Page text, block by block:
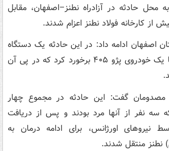
محل حادثه در آزادراه نطنز–اصفهان، مقابل
از کارخانه فولاد نطنز اعزام شدند.
اصفهان ادامه داد: در این حادثه یک دستگاه
تانکر حمل سوخت بنزین با یک خودروی پژو ۴۰۵ برخورد کرد که در پی آن
مصدومان گفت: این حادثه در مجموع چهار
نفر از آنها مرد بودند و پس از دریافت
نیروهای اورژانس، برای ادامه درمان به
نطنز منتقل شدند.